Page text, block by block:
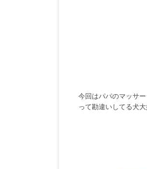
今回はパパのマッサ
って勘違いしてる犬